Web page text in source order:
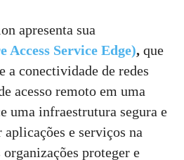
apresenta sua
Access Service Edge), que
a conectividade de redes
acesso remoto em uma
uma infraestrutura segura e
aplicações e serviços na
proteger e